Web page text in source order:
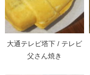
大通テレビ塔下 / テレビ
父さん焼き